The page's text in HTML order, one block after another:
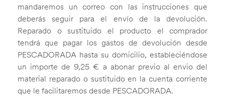
mandaremos un correo con las instrucciones que
deberás seguir para el envío de la devolución.
Reparado o sustituido el producto el comprador
tendrá que pagar los gastos de devolución desde
PESCADORADA hasta su domicilio, estableciéndose
un importe de 9,25 € a abonar previo al envio del
material reparado o sustituido en la cuenta corriente
que le facilitaremos desde PESCADORADA.